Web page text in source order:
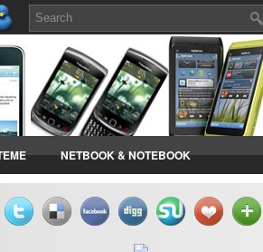
NETBOOK & NOTEBOOK